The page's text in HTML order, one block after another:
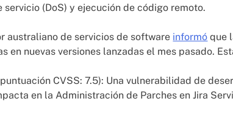
servicio (DoS) y ejecución de código remoto.
australiano de servicios de software informó que
en nuevas versiones lanzadas el mes pasado.
CVSS: 7.5): Una vulnerabilidad de
en la Administración de Parches en Jira